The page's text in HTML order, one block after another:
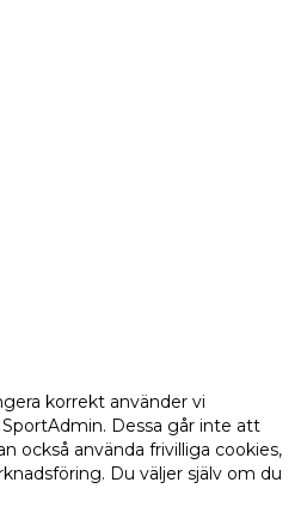
korrekt använder vi
Dessa går inte att
också använda frivilliga cookies,
Du väljer själv om du